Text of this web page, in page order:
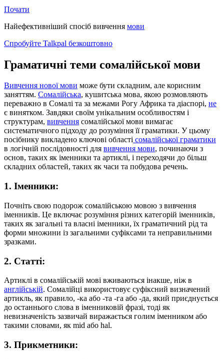
Почати
Найефективніший спосіб вивчення мови
Спробуйте Talkpal безкоштовно
Граматичні теми сомалійської мови
Вивчення нової мови може бути складним, але корисним
заняттям. Сомалійська, кушитська мова, якою розмовляють
переважно в Сомалі та за межами Рогу Африка та діаспорі, не
є винятком. Завдяки своїм унікальним особливостям і
структурам, вивчення сомалійської мови вимагає
систематичного підходу до розуміння її граматики. У цьому
посібнику викладено ключові області сомалійської граматики
в логічній послідовності для вивчення мови, починаючи з
основ, таких як іменники та артиклі, і переходячи до більш
складних областей, таких як часи та побудова речень.
1. Іменники:
Почніть свою подорож сомалійською мовою з вивчення
іменників. Це включає розуміння різних категорій іменників,
таких як загальні та власні іменники, їх граматичний рід та
форми множини із загальними суфіксами та неправильними
зразками.
2. Статті:
Артиклі в сомалійській мові вживаються інакше, ніж в
англійській. Сомалійці використовує суфіксний визначений
артикль, як правило, -ка або -та -га або -да, який приєднується
до останнього слова в іменниковій фразі, тоді як
невизначеність зазвичай виражається голим іменником або
такими словами, як mid або hal.
3. Прикметники: